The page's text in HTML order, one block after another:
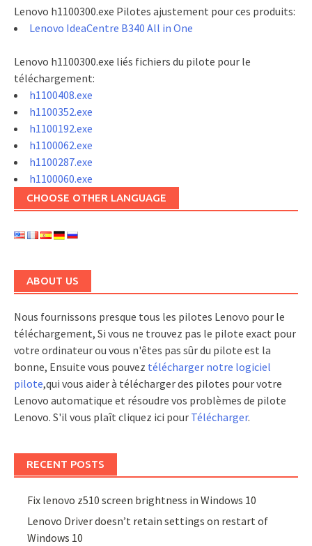
Lenovo h1100300.exe Pilotes ajustement pour ces produits:
Lenovo IdeaCentre B340 All in One
Lenovo h1100300.exe liés fichiers du pilote pour le
téléchargement:
h1100408.exe
h1100352.exe
h1100192.exe
h1100062.exe
h1100287.exe
h1100060.exe
CHOOSE OTHER LANGUAGE
ABOUT US
Nous fournissons presque tous les pilotes Lenovo pour le
téléchargement, Si vous ne trouvez pas le pilote exact pour
votre ordinateur ou vous n'êtes pas sûr du pilote est la
bonne, Ensuite vous pouvez télécharger notre logiciel
pilote,qui vous aider à télécharger des pilotes pour votre
Lenovo automatique et résoudre vos problèmes de pilote
Lenovo. S'il vous plaît cliquez ici pour Télécharger.
RECENT POSTS
Fix lenovo z510 screen brightness in Windows 10
Lenovo Driver doesn’t retain settings on restart of
Windows 10